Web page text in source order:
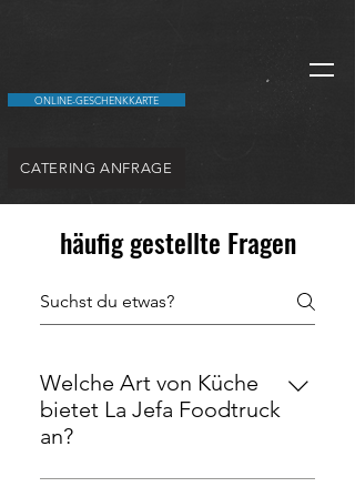
ONLINE-GESCHENKKARTE
CATERING ANFRAGE
häufig gestellte Fragen
Welche Art von Küche
bietet La Jefa Foodtruck
an?
La Jefa Foodtruck ist auf